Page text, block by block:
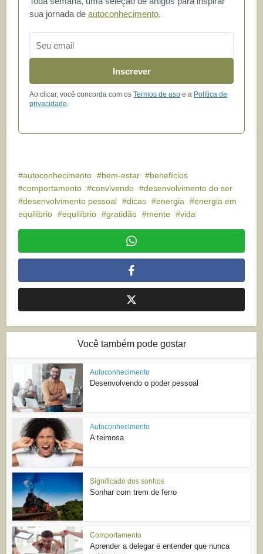
sua jornada deautoconhecimento.
Inscrever
Ao clicar, você concorda com osTermos de uso e a Política de
privacidade.
autoconhecimento bem-estar
benefícios
comportamento
convivendo
desenvolvimento do ser
desenvolvimento pessoal
dicas energia
energia em
equilíbrio
equilíbrio gratidão mente vida
Você também pode gostar
Autoconhecimento
Desenvolvendo o poder pessoal
Autoconhecimento
A teimosa
Significado dos sonhos
Sonhar com trem de ferro
Comportamento
Aprender a delegar é entender que nunca